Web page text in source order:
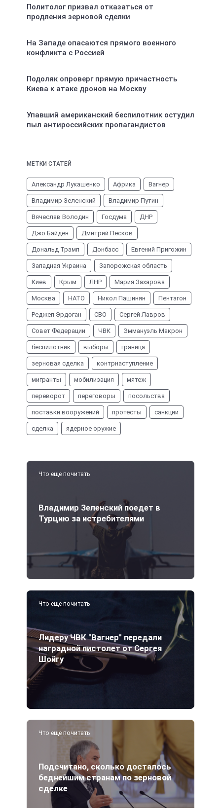
Политолог призвал отказаться от
продления зерновой сделки
На Западе опасаются прямого военного
конфликта с Россией
Подоляк опроверг прямую причастность
Киева к атаке дронов на Москву
Упавший американский беспилотник остудил
пыл антироссийских пропагандистов
МЕТКИ СТАТЕЙ
Александр Лукашенко Африка Вагнер
Владимир Зеленский Владимир Путин
Вячеслав Володин Госдума ДНР
Джо Байден Дмитрий Песков
Дональд Трамп Донбасс Евгений Пригожин
Западная Украина Запорожская область
Киев Крым ЛНР Мария Захарова
Москва НАТО Никол Пашинян Пентагон
Реджеп Эрдоган СВО Сергей Лавров
Совет Федерации ЧВК Эммануэль Макрон
беспилотник выборы граница
зерновая сделка контрнаступление
мигранты мобилизация мятеж
переворот переговоры посольства
поставки вооружений протесты санкции
сделка ядерное оружие
Что еще почитать
Владимир Зеленский поедет в
Турцию за истребителями
Что еще почитать
Лидеру ЧВК "Вагнер" передали
наградной пистолет от Сергея
Шойгу
Что еще почитать
Подсчитано, сколько досталось
беднейшим странам по зерновой
сделке